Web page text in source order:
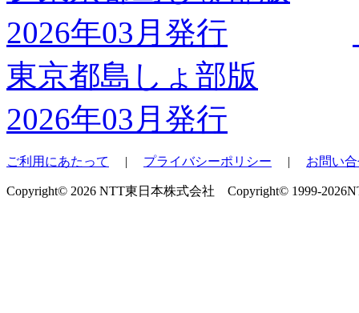
東京都島しょ部版
2026年03月発行
ご利用にあたって | プライバシーポリシー | お問い
Copyright© 2026 NTT東日本株式会社 Copyright© 1999-